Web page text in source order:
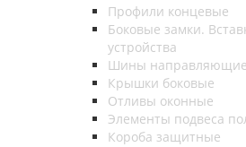
Профили концевые
Боковые замки.
устройства
Шины направляющие
Крышки боковые
Отливы оконные
Элементы подвеса
Короба защитные